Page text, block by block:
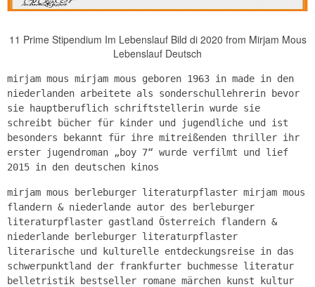
11 Prime Stipendium Im Lebenslauf Bild di 2020 from Mirjam Mous
Lebenslauf Deutsch
mirjam mous mirjam mous geboren 1963 in made in den
niederlanden arbeitete als sonderschullehrerin bevor
sie hauptberuflich schriftstellerin wurde sie
schreibt bücher für kinder und jugendliche und ist
besonders bekannt für ihre mitreißenden thriller ihr
erster jugendroman „boy 7“ wurde verfilmt und lief
2015 in den deutschen kinos
mirjam mous berleburger literaturpflaster mirjam mous
flandern & niederlande autor des berleburger
literaturpflaster gastland Österreich flandern &
niederlande berleburger literaturpflaster
literarische und kulturelle entdeckungsreise in das
schwerpunktland der frankfurter buchmesse literatur
belletristik bestseller romane märchen kunst kultur